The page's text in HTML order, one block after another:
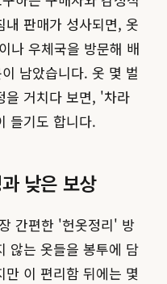
판매가 성사되면, 옷
나 우체국을 방문해 배
남았습니다. 옷 몇 벌
을 거치다 보면, '차라
들기도 합니다.
낮은 보상
간편한 '헌옷정리' 방
않는 옷들을 봉투에 담
이 편리함 뒤에는 몇